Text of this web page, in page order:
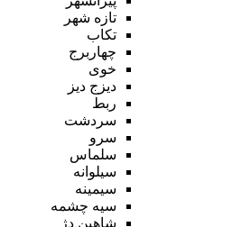
تازه شهر
تکاب
چهاربرج
خوی
دیزج دیز
ربط
سردشت
سرو
سلماس
سیلوانه
سیمینه
سیه چشمه
شاهین دژ